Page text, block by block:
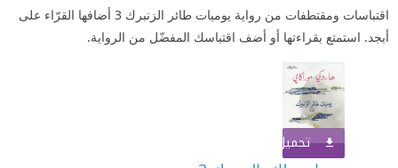
اقتباسات ومقتطفات من رواية يوميات طائر الزنبرك 3 أضافها القرّاء على
أبجد. استمتع بقراءتها أو أضف اقتباسك المفضّل من الرواية.
تحميل الكتاب